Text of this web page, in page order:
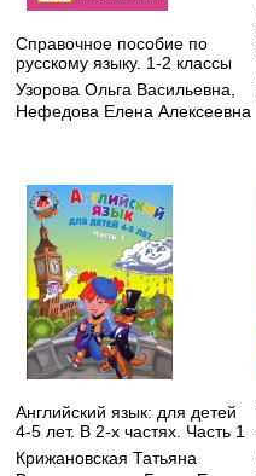
Справочное пособие по
русскому языку. 1-2 классы
Узорова Ольга Васильевна,
Нефедова Елена Алексеевна
Английский язык: для детей
4-5 лет. В 2-х частях. Часть 1
Крижановская Татьяна